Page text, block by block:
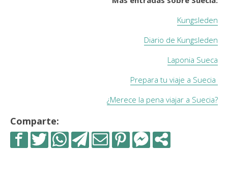
Kungsleden
Diario de Kungsleden
Laponia Sueca
Prepara tu viaje a Suecia
¿Merece la pena viajar a Suecia?
Comparte: